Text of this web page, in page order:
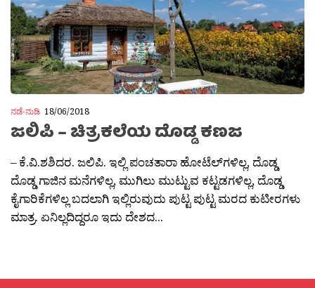
ನಡೆ-ನುಡಿ 18/06/2018
ಜಲಿಪಿ – ಚಿತ್ರಕಲೆಯ ದೊಡ್ಡ ಕಣಜ
– ಕೆ.ವಿ.ಶಶಿದರ. ಜಲಿಪಿ. ಇಲ್ಲಿ ಪಂಚತಾರಾ ಹೋಟೆಲ್‍ಗಳಿಲ್ಲ, ದೊಡ್ಡ
ದೊಡ್ಡ ಗಾಜಿನ ಮನೆಗಳಿಲ್ಲ, ಮುಗಿಲು ಮುಟ್ಟುವ ಕಟ್ಟಡಗಳಿಲ್ಲ, ದೊಡ್ಡ
ಕೈಗಾರಿಕೆಗಳಿಲ್ಲ ಬದಲಾಗಿ ಇಲ್ಲಿರುವುದು ಪುಟ್ಟ ಪುಟ್ಟ ಮರದ ಕುಟೀರಗಳು
ಮಾತ್ರ. ಏನಿಲ್ಲದಿದ್ದರೂ ಇದು ದೇಶದ...